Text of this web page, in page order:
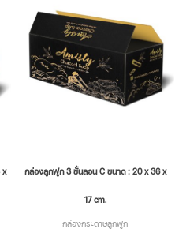
x กล่องลูกฟูก 3 ชั้นลอน C ขนาด : 20 x 36 x
17 cm.
กล่องกระดาษลูกฟูก